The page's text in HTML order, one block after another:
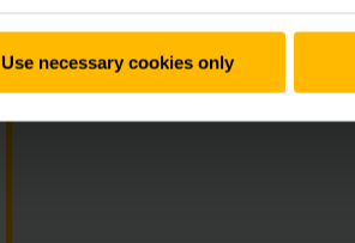
Use necessary cookies only
voorkeuren.